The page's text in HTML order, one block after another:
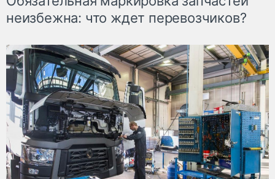
неизбежна: что ждет перевозчиков?